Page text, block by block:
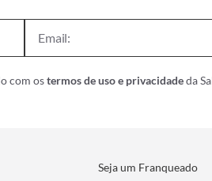
com ostermos de uso e privacidadeda
Seja um Franqueado